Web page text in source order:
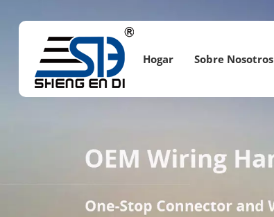
Hogar Sobre Nosotros